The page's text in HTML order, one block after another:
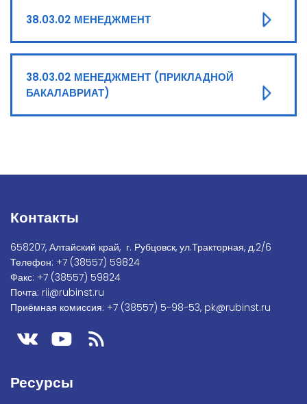
38.03.02 МЕНЕДЖМЕНТ
38.03.02 МЕНЕДЖМЕНТ (ПРИКЛАДНОЙ
БАКАЛАВРИАТ)
Контакты
658207, Алтайский край, г. Рубцовск, ул.Тракторная, д.2/6
Телефон: +7 (38557) 59824
Факс: +7 (38557) 59824
Почта: rii@rubinst.ru
Приёмная комиссия: +7 (38557) 5-98-53, pk@rubinst.ru
Ресурсы